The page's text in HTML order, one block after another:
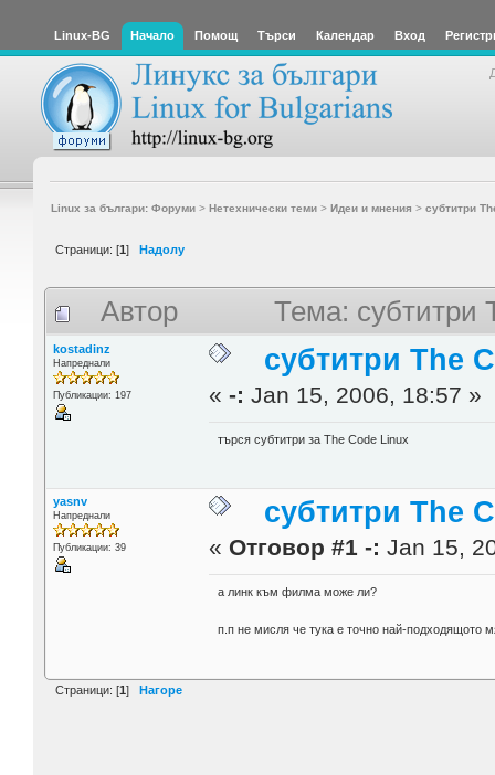
Linux-BG Начало Помощ Търси Календар Вход
Linux за българи: Форуми> Нетехнически теми> Идеи и мнения > субтитри
Страници: [1] Надолу
Автор Тема: субтитри
kostadinz
Напреднали
Публикации: 197
субтитри The
«-: Jan 15, 2006, 18:57 »
търся субтитри за The Code Linux
yasnv
Напреднали
Публикации: 39
субтитри The
« Отговор #1 -: Jan 15,
а линк към филма може ли?
п.п не мисля че тука е точно най-подходящото
Страници: [1] Нагоре